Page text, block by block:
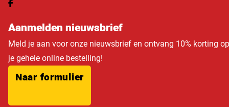
Aanmelden nieuwsbrief
Meld je aan voor onze nieuwsbrief en ontvang 10% korting op
je gehele online bestelling!
Naar formulier